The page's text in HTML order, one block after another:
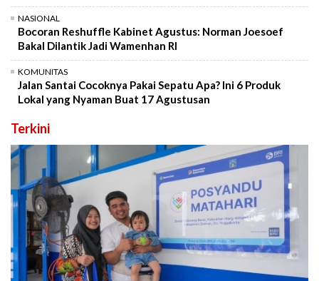
NASIONAL
Bocoran Reshuffle Kabinet Agustus: Norman Joesoef
Bakal Dilantik Jadi Wamenhan RI
KOMUNITAS
Jalan Santai Cocoknya Pakai Sepatu Apa? Ini 6 Produk
Lokal yang Nyaman Buat 17 Agustusan
Terkini